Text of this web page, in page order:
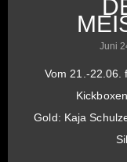
Juni
Vom 21.-22.06.
Gold: Kaja